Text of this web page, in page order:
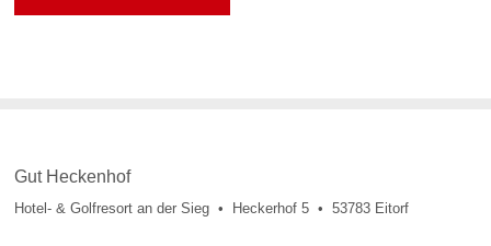
Gut Heckenhof
Hotel- & Golfresort an der Sieg • Heckerhof 5 • 53783 Eitorf